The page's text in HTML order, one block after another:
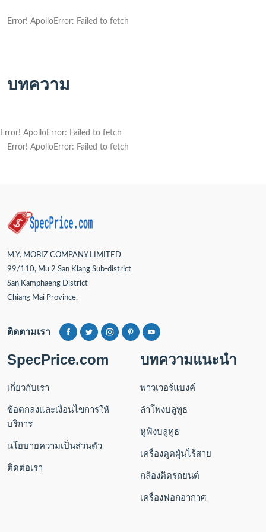
Error! ApolloError: Failed to fetch
บทความ
Error! ApolloError: Failed to fetch
Error! ApolloError: Failed to fetch
M.Y. MOBIZ COMPANY LIMITED
99/110, Mu 2 San Klang Sub-district
San Kamphaeng District
Chiang Mai Province.
ติดตามเรา
SpecPrice.com
เกี่ยวกับเรา
ข้อตกลงและเงื่อนไขการให้
บริการ
นโยบายความเป็นส่วนตัว
ติดต่อเรา
บทความแนะนำ
พาวเวอร์แบงค์
ลำโพงบลูทูธ
หูฟังบลูทูธ
เครื่องดูดฝุ่นไร้สาย
กล้องติดรถยนต์
เครื่องฟอกอากาศ